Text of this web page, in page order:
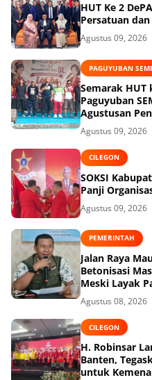
HUT Ke 2
Persatuan
Agustus 09, 2026
PAGUYUBAN
Semarak HUT
Paguyuban
Agustusan
Keceriaan
Agustus 09, 2026
CILEGON
SOKSI
Panji
Agustus 09, 2026
PEMERINTAH
Jalan Raya
Betonisasi
Meski Layak
Agustus 08, 2026
CILEGON
H. Robinsar
Banten,
untuk